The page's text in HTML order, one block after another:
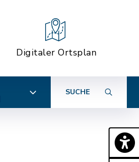
Digitaler Ortsplan
SUCHE